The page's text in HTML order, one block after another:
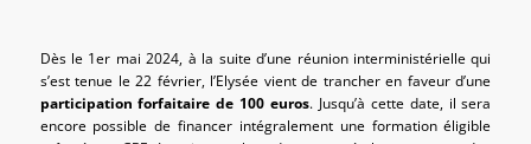
Dès le 1er mai 2024, à la suite d’une réunion interministérielle qui
s’est tenue le 22 février, l’Elysée vient de trancher en faveur d’une
participation forfaitaire de 100 euros. Jusqu’à cette date, il sera
encore possible de financer intégralement une formation éligible